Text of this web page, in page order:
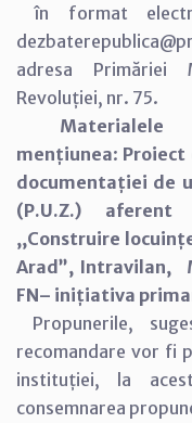
în format
adresa Primăriei
Revoluției, nr. 75.
Materialele
mențiunea: Proiect
documentației de
(P.U.Z.)
,,Construire
Arad”, Intravilan,
FN– inițiativa
Propunerile,
recomandare vor fi
instituției, la
consemnarea